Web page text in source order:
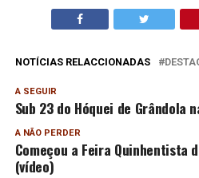
NOTÍCIAS RELACCIONADAS
A SEGUIR
Sub 23 do Hóquei de Grândola
A NÃO PERDER
Começou a Feira Quinhentista
(vídeo)